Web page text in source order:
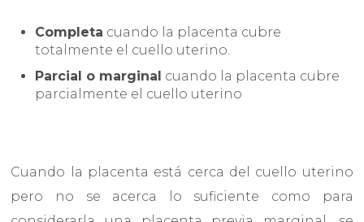
Completa cuando la placenta cubre
totalmente el cuello uterino.
Parcial o marginal cuando la placenta cubre
parcialmente el cuello uterino
Cuando la placenta está cerca del cuello uterino
pero no se acerca lo suficiente como para